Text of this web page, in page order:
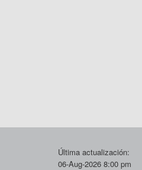
Última actualización:
06-Aug-2026 8:00 pm